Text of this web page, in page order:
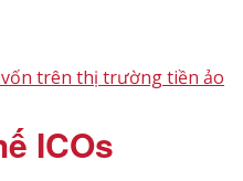
trên thị trường tiền ảo
ICOs